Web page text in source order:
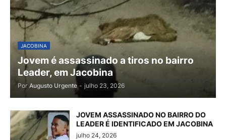
JACOBINA
Jovem é assassinado a tiros no bairro
Leader, em Jacobina
Por Augusto Urgente - julho 23, 2026
JOVEM ASSASSINADO NO BAIRRO DO
LEADER É IDENTIFICADO EM JACOBINA
julho 24, 2026